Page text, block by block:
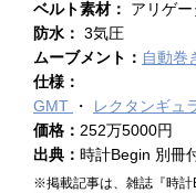
ベルト素材： アリゲー
防水： 3気圧
ムーブメント： 自動巻
仕様：
GMT
レクタンギュ
価格： 252万5000円
出典： 時計Begin 別冊
※掲載記事は、雑誌『時